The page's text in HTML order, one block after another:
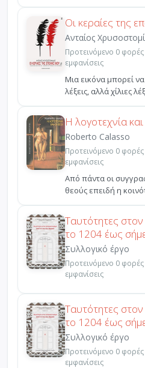
Οι κεραίες της
Ανταίος
Προτεινόμενο 0 φορές
εμφανίσεις
Μια εικόνα μπορεί να
λέξεις, αλλά χίλιες
πράγματα που δε...
Η λογοτεχνία και
Roberto Calasso
Προτεινόμενο 0 φορές
εμφανίσεις
Από πάντα οι
θεούς επειδή η
αυτόν το ρόλο. Σ...
Ταυτότητες
το 1204 έως
Συλλογικό έργο
Προτεινόμενο 0 φορές
εμφανίσεις
Ταυτότητες
το 1204 έως
Συλλογικό έργο
Προτεινόμενο 0 φορές
εμφανίσεις